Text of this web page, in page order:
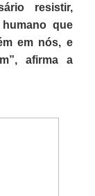
resistir,
que
em nós, e
afirma a